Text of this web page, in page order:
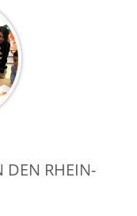
DEN RHEIN-